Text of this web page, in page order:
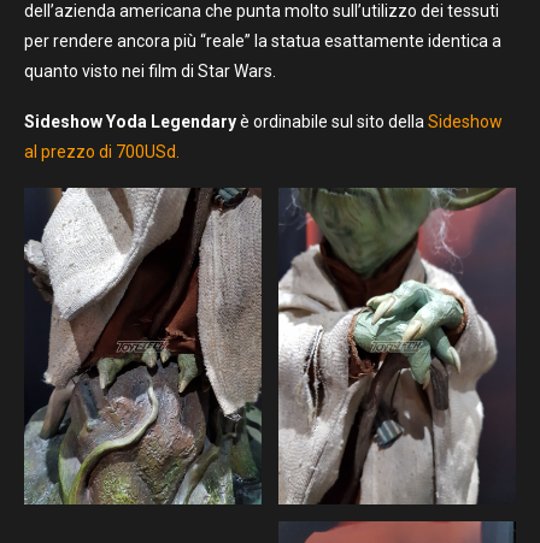
dell’azienda americana che punta molto sull’utilizzo dei tessuti
per rendere ancora più “reale” la statua esattamente identica a
quanto visto nei film di Star Wars.
Sideshow Yoda Legendaryè ordinabile sul sito della Sideshow
al prezzo di 700USd.